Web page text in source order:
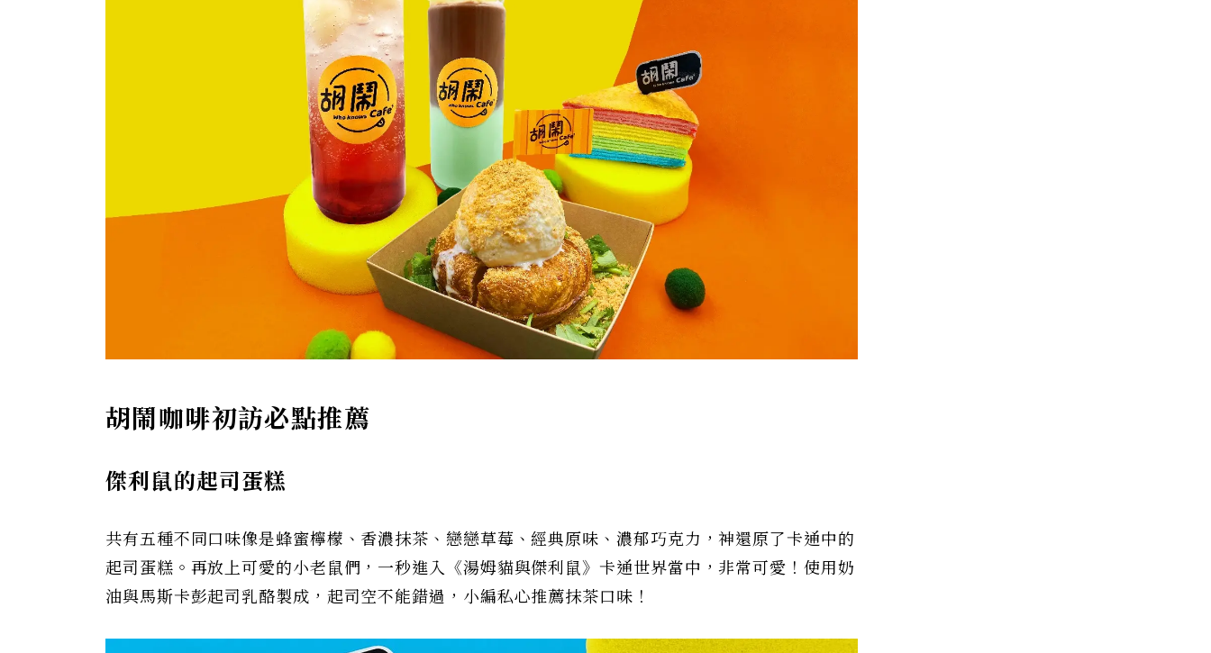
胡鬧咖啡初訪必點推薦
傑利鼠的起司蛋糕
共有五種不同口味像是蜂蜜檸檬、香濃抹茶、戀戀草莓、經典原味、濃郁巧克力，神還原了卡通中的
起司蛋糕。再放上可愛的小老鼠們，一秒進入《湯姆貓與傑利鼠》卡通世界當中，非常可愛！使用奶
油與馬斯卡彭起司乳酪製成，起司空不能錯過，小編私心推薦抹茶口味！